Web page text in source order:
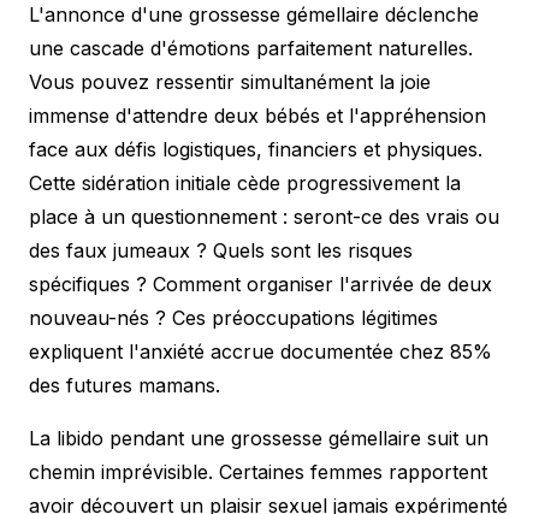
L'annonce d'une grossesse gémellaire déclenche
une cascade d'émotions parfaitement naturelles.
Vous pouvez ressentir simultanément la joie
immense d'attendre deux bébés et l'appréhension
face aux défis logistiques, financiers et physiques.
Cette sidération initiale cède progressivement la
place à un questionnement : seront-ce des vrais ou
des faux jumeaux ? Quels sont les risques
spécifiques ? Comment organiser l'arrivée de deux
nouveau-nés ? Ces préoccupations légitimes
expliquent l'anxiété accrue documentée chez 85%
des futures mamans.
La libido pendant une grossesse gémellaire suit un
chemin imprévisible. Certaines femmes rapportent
avoir découvert un plaisir sexuel jamais expérimenté